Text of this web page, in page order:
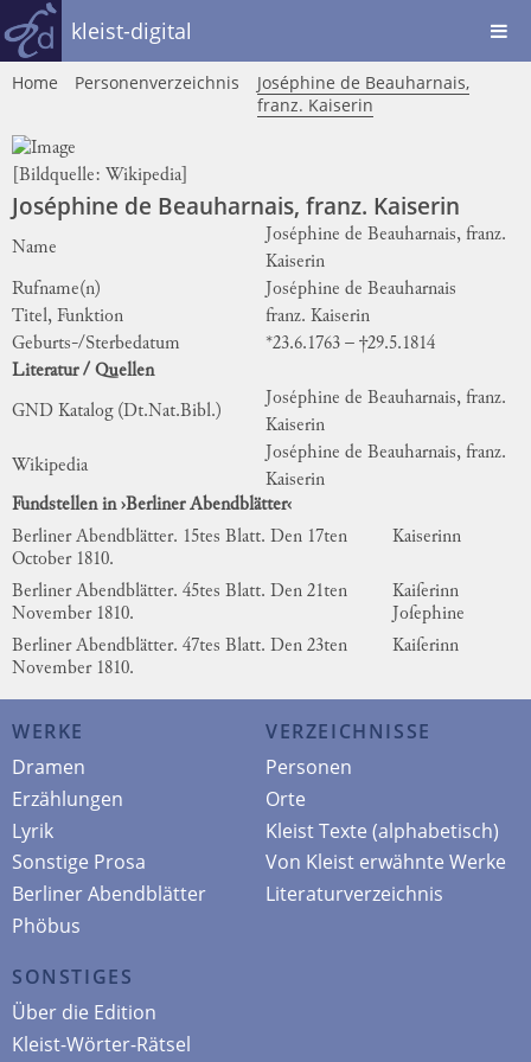
kleist-digital
Home Personenverzeichnis
Joséphine de Beauharnais,
franz. Kaiserin
[Bildquelle: Wikipedia
Joséphine de Beauharnais, franz. Kaiserin
Name
Joséphine de Beauharnais, franz.
Kaiserin
Rufname(n)
Joséphine de Beauharnais
Titel, Funktion
franz. Kaiserin
Geburts-/Sterbedatum
*23.6.1763 – †29.5.1814
Literatur / Quellen
GND Katalog (Dt.Nat.Bibl.)
Joséphine de Beauharnais, franz.
Kaiserin
Wikipedia
Joséphine de Beauharnais, franz.
Kaiserin
Fundstellen in ›Berliner Abendblätter‹
Berliner Abendblätter. 15tes Blatt. Den 17ten
October 1810.
Kaiserinn
Berliner Abendblätter. 45tes Blatt. Den 21ten
November 1810.
Kaiſerinn
Joſephine
Berliner Abendblätter. 47tes Blatt. Den 23ten
November 1810.
Kaiſerinn
WERKE
Dramen
Erzählungen
Lyrik
Sonstige Prosa
Berliner Abendblätter
Phöbus
VERZEICHNISSE
Personen
Orte
Kleist Texte (alphabetisch)
Von Kleist erwähnte Werke
Literaturverzeichnis
SONSTIGES
Über die Edition
Kleist-Wörter-Rätsel